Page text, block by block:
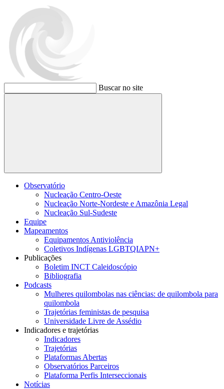
Buscar no site
Buscar
Observatório
Nucleação Centro-Oeste
Nucleação Norte-Nordeste e Amazônia Legal
Nucleação Sul-Sudeste
Equipe
Mapeamentos
Equipamentos Antiviolência
Coletivos Indígenas LGBTQIAPN+
Publicações
Boletim INCT Caleidoscópio
Bibliografia
Podcasts
Mulheres quilombolas nas ciências: de quilombola para
quilombola
Trajetórias feministas de pesquisa
Universidade Livre de Assédio
Indicadores e trajetórias
Indicadores
Trajetórias
Plataformas Abertas
Observatórios Parceiros
Plataforma Perfis Interseccionais
Notícias